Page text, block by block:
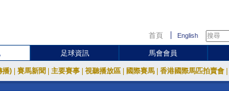
首頁 English
足球資訊 馬會會員
播) 賽馬新聞 主要賽事 視聽播放區 國際賽馬 香港國際馬匹拍賣會